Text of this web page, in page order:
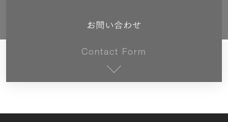
お問い合わせ
Contact Form